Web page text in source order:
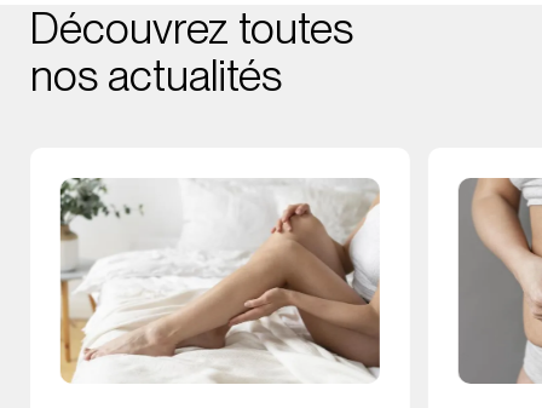
Découvrez toutes
nos actualités